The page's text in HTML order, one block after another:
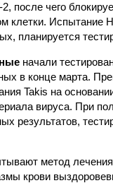
после чего
клетки. Испытание
планируется
начали
в конце марта.
Takis на
вируса. При
результатов,
метод
крови